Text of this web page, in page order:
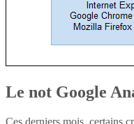
Le not Google
Ces derniers mois, certains